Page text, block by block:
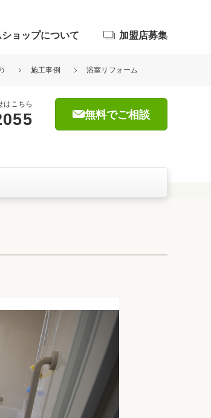
屋根・外壁
ョップについて
価値・性能向上
加盟店募集
施工事例 浴室リフォーム
はこちら
無料でご相談